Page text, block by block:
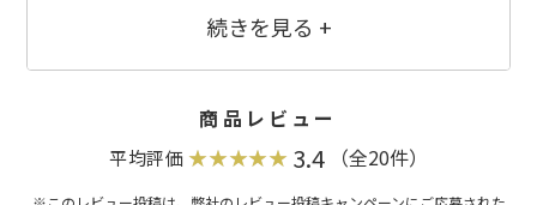
ー、生コーヒー豆抽出物／二酸化ケイ素、未焼成カルシウム、ビタミンＤ、（一
商品レビュー
平均評価 3.4 （全20件）